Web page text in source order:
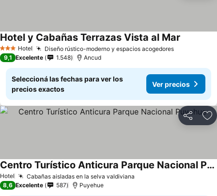
3 Estrellas
Hotel Diseño rústico-moderno y espacios acogedores
Hotel y Cabañas Terrazas Vista al Mar
9,1 Excelente 1.548 Ancud
Seleccioná las fechas para ver los
precios exactos
Ver precios
Compartir
Hotel Cabañas aisladas en la selva valdiviana
Centro Turístico Anticura Parque Nacional Puyehue
8,6 Excelente 587 Puyehue